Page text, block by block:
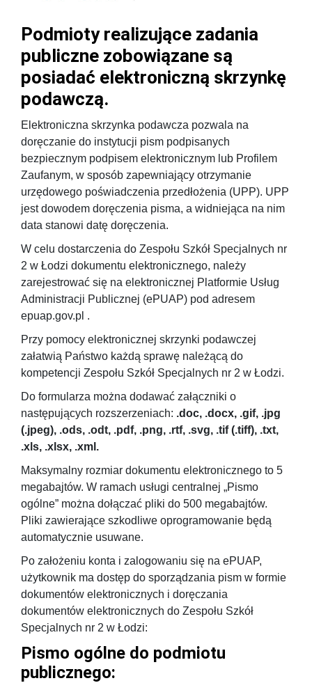
Podmioty realizujące zadania
publiczne zobowiązane są
posiadać elektroniczną skrzynkę
podawczą.
Elektroniczna skrzynka podawcza pozwala na
doręczanie do instytucji pism podpisanych
bezpiecznym podpisem elektronicznym lub Profilem
Zaufanym, w sposób zapewniający otrzymanie
urzędowego poświadczenia przedłożenia (UPP). UPP
jest dowodem doręczenia pisma, a widniejąca na nim
data stanowi datę doręczenia.
W celu dostarczenia do Zespołu Szkół Specjalnych nr
2 w Łodzi dokumentu elektronicznego, należy
zarejestrować się na elektronicznej Platformie Usług
Administracji Publicznej (ePUAP) pod adresem
epuap.gov.pl .
Przy pomocy elektronicznej skrzynki podawczej
załatwią Państwo każdą sprawę należącą do
kompetencji Zespołu Szkół Specjalnych nr 2 w Łodzi.
Do formularza można dodawać załączniki o
następujących rozszerzeniach: .doc, .docx, .gif, .jpg
(.jpeg), .ods, .odt, .pdf, .png, .rtf, .svg, .tif (.tiff), .txt,
.xls, .xlsx, .xml.
Maksymalny rozmiar dokumentu elektronicznego to 5
megabajtów. W ramach usługi centralnej „Pismo
ogólne” można dołączać pliki do 500 megabajtów.
Pliki zawierające szkodliwe oprogramowanie będą
automatycznie usuwane.
Po założeniu konta i zalogowaniu się na ePUAP,
użytkownik ma dostęp do sporządzania pism w formie
dokumentów elektronicznych i doręczania
dokumentów elektronicznych do Zespołu Szkół
Specjalnych nr 2 w Łodzi:
Pismo ogólne do podmiotu
publicznego: